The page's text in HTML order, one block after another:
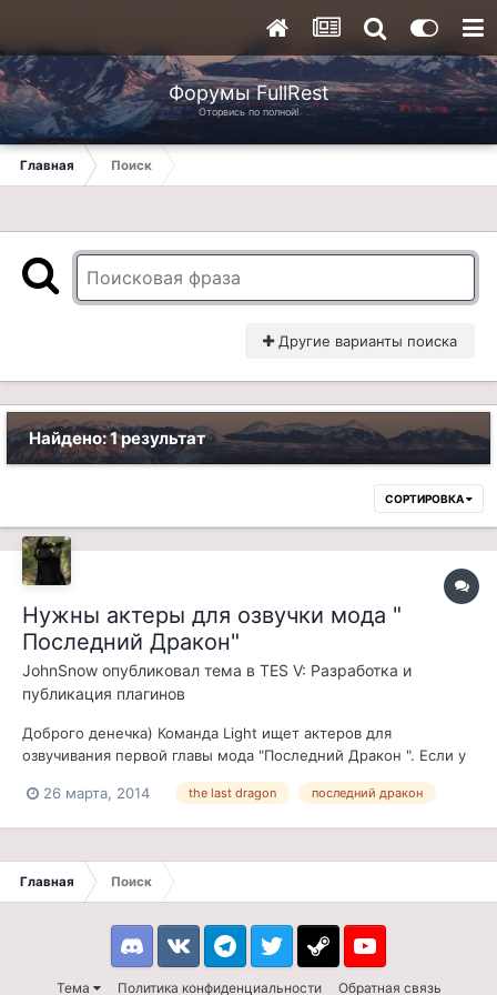
Форумы FullRest
Оторвись по полной!
Главная Поиск
Другие варианты поиска
Найдено: 1 результат
СОРТИРОВКА
Нужны актеры для озвучки мода "
Последний Дракон"
JohnSnow опубликовал тема в TES V: Разработка и
публикация плагинов
Доброго денечка) Команда Light ищет актеров для
озвучивания первой главы мода "Последний Дракон ". Если у
выполнить свою работу, милости просим. Людей с плохими
26 марта, 2014 the last dragon последний дракон
Главная Поиск
Тема Политика конфиденциальности Обратная связь
DiscordVK TelegramTwitter Steam Youtube